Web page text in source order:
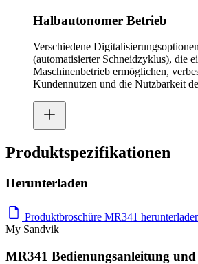
Halbautonomer Betrieb
Verschiedene
(automatisierter Schneidzyklus), die
Maschinenbetrieb ermöglichen,
Kundennutzen und die Nutzbarkeit
Produktspezifikationen
Herunterladen
Produktbroschüre MR341
My Sandvik
MR341 Bedienungsanleitung und